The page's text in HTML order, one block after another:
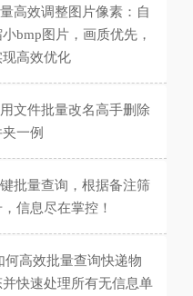
高效调整图片像素：自
bmp图片，画质优先，
高效优化
文件批量改名高手删除
一例
批量查询，根据备注筛
信息尽在掌控！
高效批量查询快递物
快速处理所有无信息单